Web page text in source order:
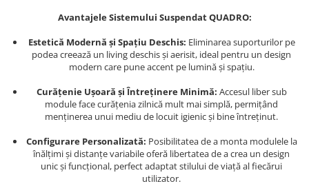
Avantajele Sistemului Suspendat QUADRO:
Estetică Modernă și Spațiu Deschis: Eliminarea suporturilor pe
podea creează un living deschis și aerisit, ideal pentru un design
modern care pune accent pe lumină și spațiu.
Curățenie Ușoară și Întreținere Minimă: Accesul liber sub
module face curățenia zilnică mult mai simplă, permițând
menținerea unui mediu de locuit igienic și bine întreținut.
Configurare Personalizată: Posibilitatea de a monta modulele la
înălțimi și distanțe variabile oferă libertatea de a crea un design
unic și funcțional, perfect adaptat stilului de viață al fiecărui
utilizator.